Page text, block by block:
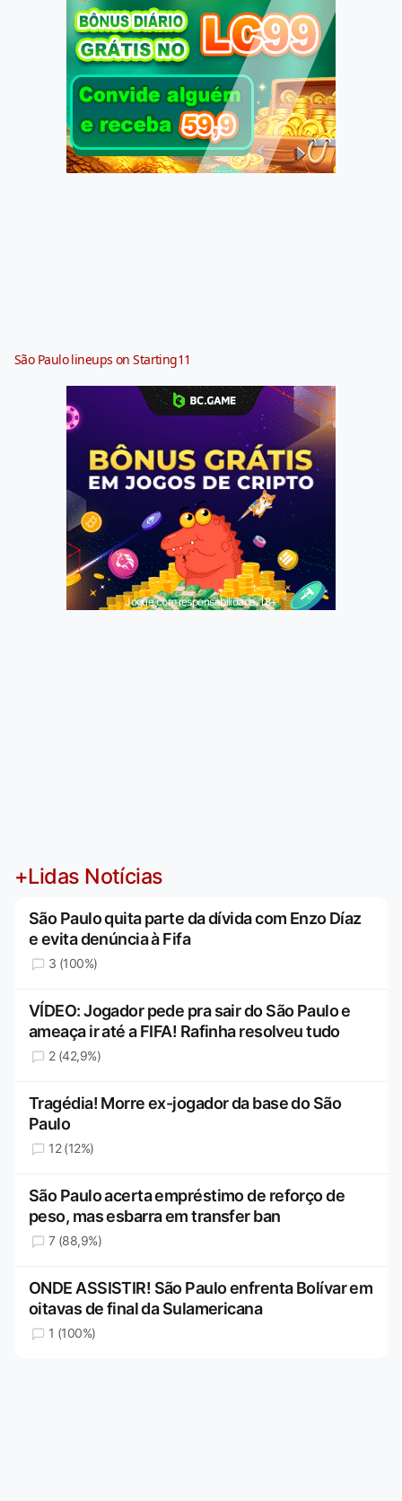
São Paulo lineups on Starting11
Jogue com responsabilidade. 18+
+Lidas Notícias
São Paulo quita parte da dívida com Enzo Díaz
e evita denúncia à Fifa
3 (100%)
VÍDEO: Jogador pede pra sair do São Paulo e
ameaça ir até a FIFA! Rafinha resolveu tudo
2 (42,9%)
Tragédia! Morre ex-jogador da base do São
Paulo
12 (12%)
São Paulo acerta empréstimo de reforço de
peso, mas esbarra em transfer ban
7 (88,9%)
ONDE ASSISTIR! São Paulo enfrenta Bolívar em
oitavas de final da Sulamericana
1 (100%)